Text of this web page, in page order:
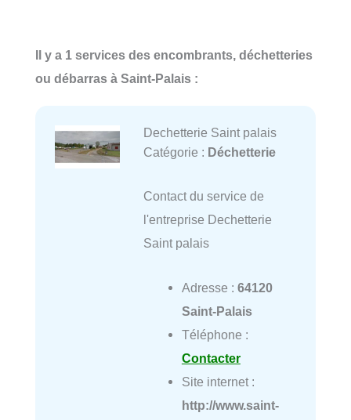
Il y a 1 services des encombrants, déchetteries
ou débarras à Saint-Palais :
Dechetterie Saint palais
Catégorie : Déchetterie
Contact du service de
l'entreprise Dechetterie
Saint palais
Adresse : 64120
Saint-Palais
Téléphone :
Contacter
Site internet :
http://www.saint-